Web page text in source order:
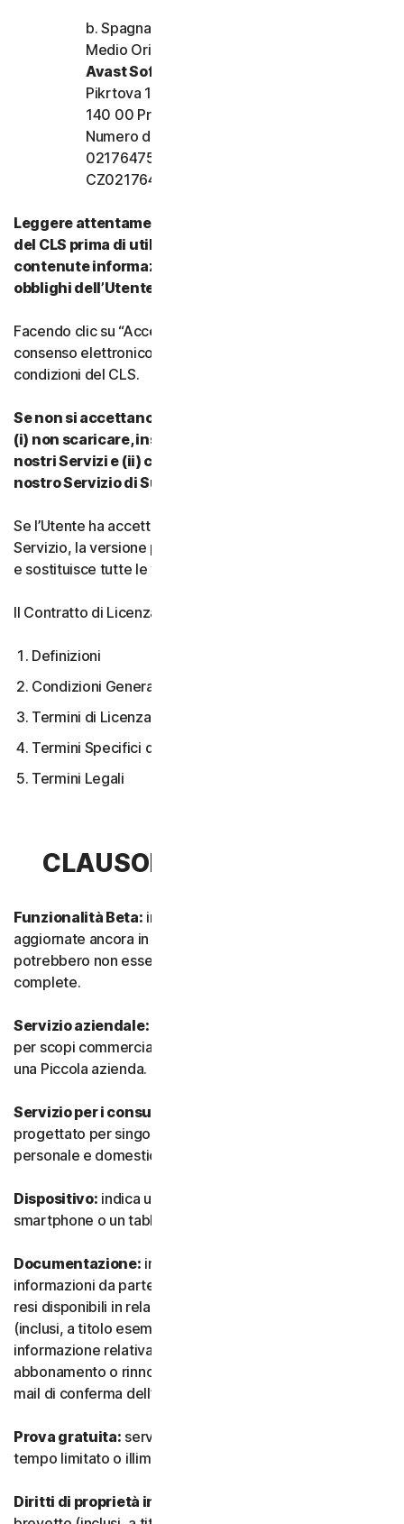
b. Spagna, Francia, Italia e resto d’Europa,
Medio Oriente e Africa
Avast Software s.r.o.
Pikrtova 1737/1a, Nusle,
140 00 Praga 4, Repubblica Ceca
Numero di registrazione dell’azienda:
02176475 e numero di partita IVA:
CZ02176475
Leggere attentamente tutti i termini e le condizioni
del CLS prima di utilizzare i nostri Servizi. Vi sono
contenute informazioni importanti su diritti e
obblighi dell’Utente.
Facendo clic su “Accetto” o indicando in altro modo il
consenso elettronico, si accettano i termini e le
condizioni del CLS.
Se non si accettano i termini e le condizioni del CLS:
(i) non scaricare, installare, accedere a o utilizzare i
nostri Servizi e (ii) contattare il proprio Provider o il
nostro Servizio di Supporto Clienti.
Se l’Utente ha accettato più versioni del CLS per un
Servizio, la versione più recente accettata è quella valida
e sostituisce tutte le versioni precedenti.
Il Contratto di Licenza e Servizi copre:
Definizioni
Condizioni Generali del Servizio
Termini di Licenza Software
Termini Specifici di alcuni Servizi
Termini Legali
CLAUSOLA 1 - DEFINIZIONI
Funzionalità Beta: indica funzionalità nuove e/o
aggiornate ancora in modalità test. Tali funzionalità
potrebbero non essere ancora completamente attive o
complete.
Servizio aziendale:
per scopi commerciali e destinato all’utilizzo interno in
una Piccola azienda.
Servizio per i consumatori:
progettato per singoli consumatori e destinato all’utilizzo
personale e domestico.
Dispositivo: indica un computer, un laptop, uno
smartphone o un tablet.
Documentazione: indica tutti i documenti e le
informazioni da parte nostra che accompagnano o sono
resi disponibili in relazione al Servizio e/o al Software
(inclusi, a titolo esemplificativo e non esaustivo, qualsiasi
informazione relativa a confezione, acquisto,
abbonamento o rinnovo, come un acquisto, ricevuta o e-
mail di conferma dell’iscrizione o del rinnovo).
Prova gratuita: servizio offerto su base gratuita, a
tempo limitato o illimitato.
Diritti di proprietà intellettuale: